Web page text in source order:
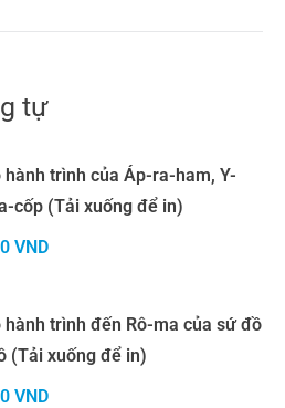
tự
hành trình của Áp-ra-ham, Y-
cốp (Tải xuống để in)
VND
hành trình đến Rô-ma của sứ đồ
(Tải xuống để in)
VND